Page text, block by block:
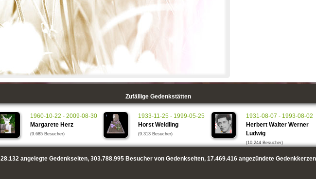
Zufällige Gedenkstätten
1960-10-22 - 2009-08-30
Margarete Herz
(9.685 Besucher)
1933-11-25 - 1999-05-25
Horst Weidling
(9.313 Besucher)
1931-08-07 - 1993-08-02
Herbert Walter Werner
Ludwig
(10.244 Besucher)
28.132angelegte Gedenkseiten, 303.788.995Besucher von Gedenkseiten, 17.469.416angezündete Gedenkkerzen